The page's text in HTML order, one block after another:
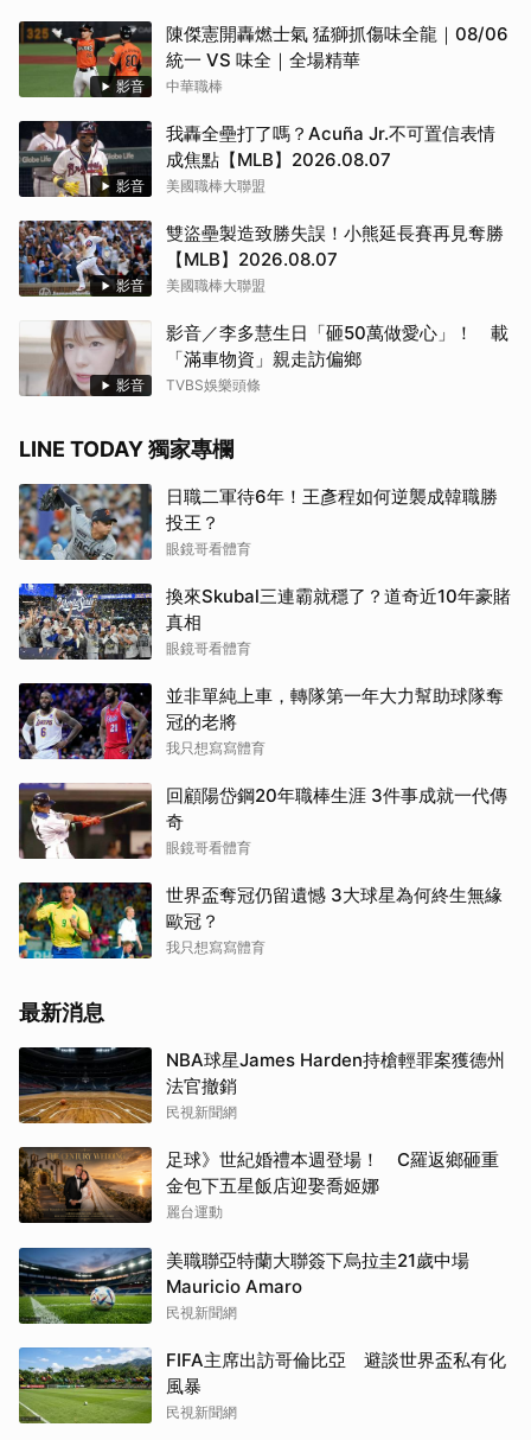
影音
陳傑憲開轟燃士氣 猛獅抓傷味全龍｜08/06
統一 VS 味全｜全場精華
中華職棒
影音
我轟全壘打了嗎？Acuña Jr.不可置信表情
成焦點【MLB】2026.08.07
美國職棒大聯盟
影音
雙盜壘製造致勝失誤！小熊延長賽再見奪勝
【MLB】2026.08.07
美國職棒大聯盟
影音
影音／李多慧生日「砸50萬做愛心」！ 載
「滿車物資」親走訪偏鄉
TVBS娛樂頭條
LINE TODAY 獨家專欄
日職二軍待6年！王彥程如何逆襲成韓職勝
投王？
眼鏡哥看體育
換來Skubal三連霸就穩了？道奇近10年豪賭
真相
眼鏡哥看體育
並非單純上車，轉隊第一年大力幫助球隊奪
冠的老將
我只想寫寫體育
回顧陽岱鋼20年職棒生涯 3件事成就一代傳
奇
眼鏡哥看體育
世界盃奪冠仍留遺憾 3大球星為何終生無緣
歐冠？
我只想寫寫體育
最新消息
NBA球星James Harden持槍輕罪案獲德州
法官撤銷
民視新聞網
足球》世紀婚禮本週登場！ C羅返鄉砸重
金包下五星飯店迎娶喬姬娜
麗台運動
美職聯亞特蘭大聯簽下烏拉圭21歲中場
Mauricio Amaro
民視新聞網
FIFA主席出訪哥倫比亞 避談世界盃私有化
風暴
民視新聞網